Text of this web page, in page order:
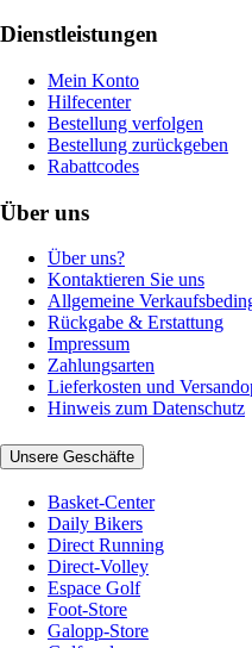
Dienstleistungen
Mein Konto
Hilfecenter
Bestellung verfolgen
Bestellung zurückgeben
Rabattcodes
Über uns
Über uns?
Kontaktieren Sie uns
Allgemeine
Rückgabe & Erstattung
Impressum
Zahlungsarten
Lieferkosten und
Hinweis zum Datenschutz
Unsere Geschäfte
Basket-Center
Daily Bikers
Direct Running
Direct-Volley
Espace Golf
Foot-Store
Galopp-Store